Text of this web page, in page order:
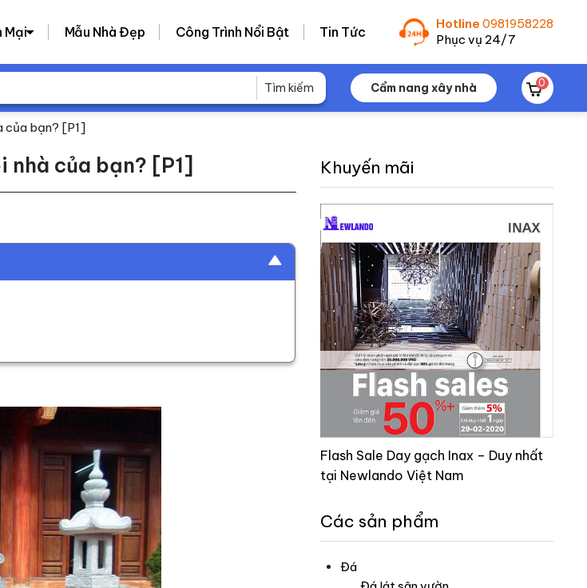
Mại Mẫu Nhà Đẹp Công Trình Nổi Bật Tin Tức
Hotline 0981958228
Phục vụ 24/7
Cẩm nang xây nhà 0
của bạn? [P1]
nhà của bạn? [P1] Khuyến mãi
Flash Sale Day gạch Inax – Duy nhất
tại Newlando Việt Nam
Các sản phẩm
Đá